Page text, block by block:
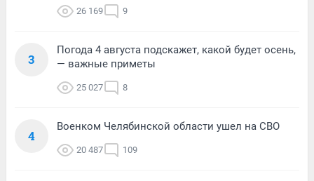
26 169 9
3
Погода 4 августа подскажет, какой будет осень,
— важные приметы
25 027 8
4
Военком Челябинской области ушел на СВО
20 487 109